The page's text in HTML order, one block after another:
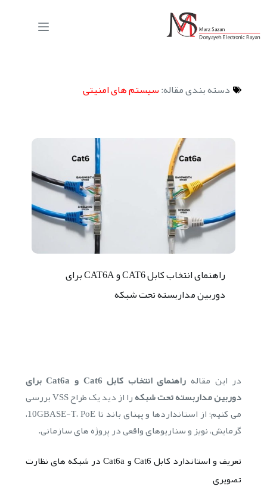
دسته بندی مقاله:سیستم های امنیتی
راهنمای انتخاب کابل CAT6 و CAT6A برای
دوربین مداربسته تحت شبکه
در این مقاله
راهنمای انتخاب کابل Cat6 و Cat6a برای
دوربین مداربسته تحت شبکه
را از دید یک طراح VSS بررسی
می کنیم؛ از استانداردها و پهنای باند تا 10GBASE-T، PoE،
گرمایش، نویز و سناریوهای واقعی در پروژه های سازمانی.
تعریف و استاندارد کابل Cat6 و Cat6a در شبکه های نظارت
تصویری